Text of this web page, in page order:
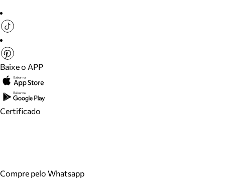
Baixe o APP
Certificado
Compre pelo Whatsapp